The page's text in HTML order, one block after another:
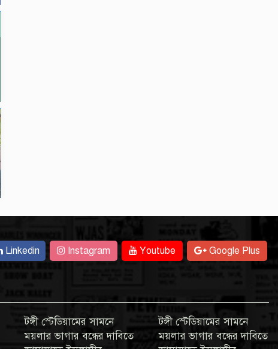
Linkedin Instagram Youtube Google Plus
টঙ্গী স্টেডিয়ামের সামনে
ময়লার ভাগার বন্ধের দাবিতে
টঙ্গী স্টেডিয়ামের সামনে
ময়লার ভাগার বন্ধের দাবিতে